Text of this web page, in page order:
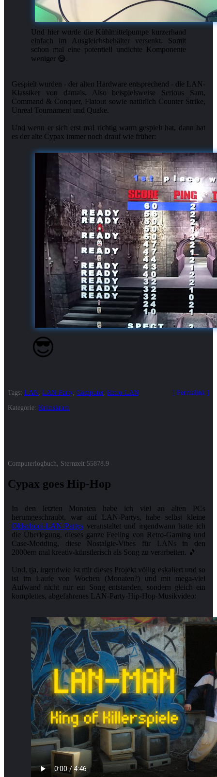
Und hier wurde die Kühlmittelpumpe kurzerhand
einfach im Ausgleichsbehälter versenkt. Somit
schon mal eine potentiell undichte Komponente
weniger 😅.
Gespielt wurden - der alten Hardware entsprechend - die LAN-
Klassiker von damals. Also beispielsweise Serious Sam,
Command & Conquer, Flatout sowie natürlich Counter Strike,
Unreal Tournament und Quake.
Und wenn er sich erst mal richtig warm gespielt hat, dann hat
😎
Permalink
Tags: LAN LAN-Party, Computer, Retro-LAN
Kategorie: Krimskram
Computerlogbuch, Sternzeit 55878.9
Cypax goes Hip-Hop
In den letzten Monaten habe ich viel an alten PCs
herumgeschraubt, war auf LAN-Partys, habe selbst kleine
Oldschool-LAN-Partys veranstaltet und irgendwann hatte ich
die Überlegung, dieses ganze Feeling von Retro-Gaming und
Case-Modding, diese Nostalgie-Vibes für LANs in den
2000ern mal kreativ-künstlerisch als Song zu verarbeiten. 🎵
Und, tja, irgendwie ist mir dieses Projekt völlig eskaliert und so
ist im Laufe von Wochen (Monaten?) und mit mega-viel
Aufwand nicht nur ein Song entstanden, sondern gleich ein